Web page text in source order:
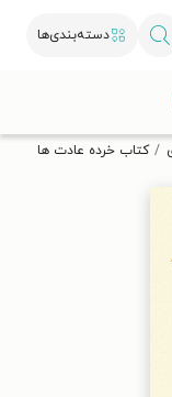
دسته‌بندی‌ها
کتاب خرده عادت ها